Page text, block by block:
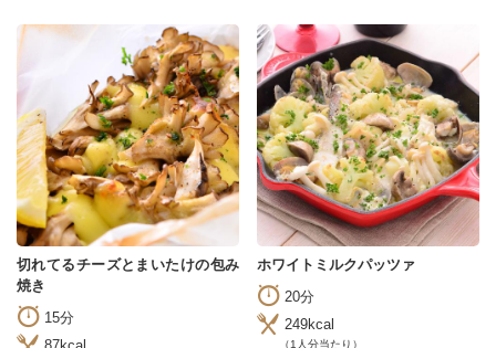
切れてるチーズとまいたけの包み
焼き
15分
ホワイトミルクパッツァ
20分
249kcal
（1人分当たり）